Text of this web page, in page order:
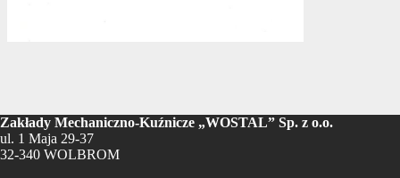
Zakłady Mechaniczno-Kuźnicze „WOSTAL” Sp. z o.o.
ul. 1 Maja 29-37
32-340 WOLBROM